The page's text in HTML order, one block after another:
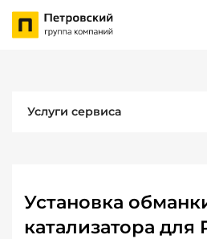
Услуги сервиса
Установка
катализатора для